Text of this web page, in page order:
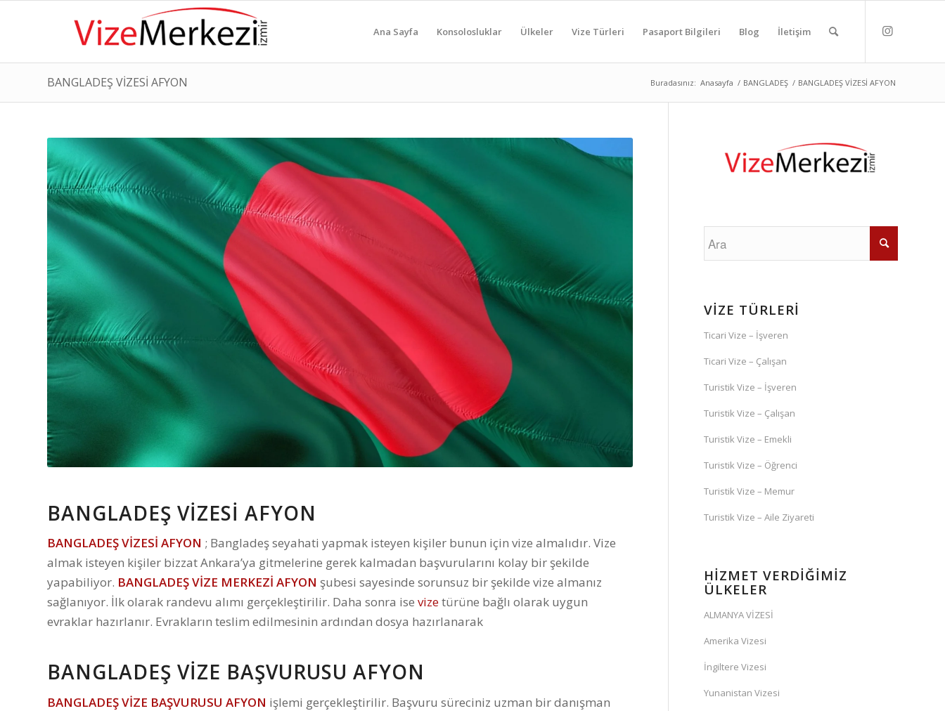
Ana Sayfa Konsolosluklar Ülkeler Vize Türleri Pasaport Bilgileri Blog İletişim
BANGLADEŞ VİZESİ AFYON Buradasınız: Anasayfa / BANGLADEŞ / BANGLADEŞ VİZESİ AFYON
BANGLADEŞ VİZESİ AFYON
BANGLADEŞ VİZESİ AFYON ; Bangladeş seyahati yapmak isteyen kişiler bunun için vize almalıdır. Vize
almak isteyen kişiler bizzat Ankara’ya gitmelerine gerek kalmadan başvurularını kolay bir şekilde
yapabiliyor. BANGLADEŞVİZE MERKEZİ AFYON şubesi sayesinde sorunsuz bir şekilde vize almanız
sağlanıyor. İlk olarak randevu alımı gerçekleştirilir. Daha sonra ise vizetürüne bağlı olarak uygun
evraklar hazırlanır. Evrakların teslim edilmesinin ardından dosya hazırlanarak
BANGLADEŞ VIZE BAŞVURUSU AFYON
BANGLADEŞ VİZE BAŞVURUSU AFYON işlemi gerçekleştirilir. Başvuru süreciniz uzman bir danışman
VİZE TÜRLERİ
Ticari Vize – İşveren
Ticari Vize – Çalışan
Turistik Vize – İşveren
Turistik Vize – Çalışan
Turistik Vize – Emekli
Turistik Vize – Öğrenci
Turistik Vize – Memur
Turistik Vize – Aile Ziyareti
HİZMET VERDİĞİMİZ
ÜLKELER
ALMANYA VİZESİ
Amerika Vizesi
İngiltere Vizesi
Yunanistan Vizesi